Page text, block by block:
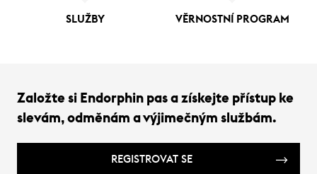
SLUŽBY VĚRNOSTNÍ PROGRAM
Založte si Endorphin pas a získejte přístup ke
slevám, odměnám a výjimečným službám.
REGISTROVAT SE